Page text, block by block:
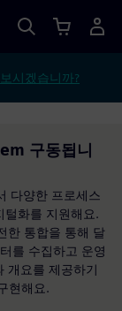
시겠습니까?
구동됩니
다양한 프로세스
털화를 지원해요.
한 통합을 통해 달
를 수집하고 운영
개요를 제공하기
현해요.